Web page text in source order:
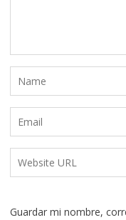
Guardar mi nombre,